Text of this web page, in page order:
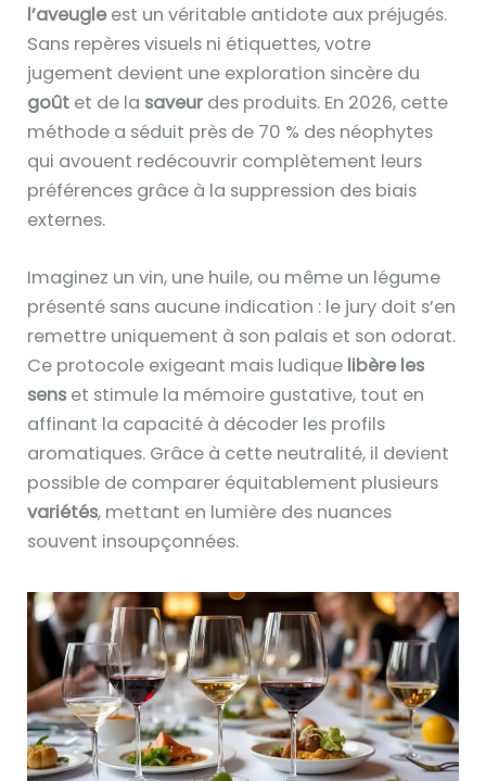
l’aveugle est un véritable antidote aux préjugés.
Sans repères visuels ni étiquettes, votre
jugement devient une exploration sincère du
goût et de la saveur des produits. En 2026, cette
méthode a séduit près de 70 % des néophytes
qui avouent redécouvrir complètement leurs
préférences grâce à la suppression des biais
externes.
Imaginez un vin, une huile, ou même un légume
présenté sans aucune indication : le jury doit s’en
remettre uniquement à son palais et son odorat.
Ce protocole exigeant mais ludique libère les
sens et stimule la mémoire gustative, tout en
affinant la capacité à décoder les profils
aromatiques. Grâce à cette neutralité, il devient
possible de comparer équitablement plusieurs
variétés, mettant en lumière des nuances
souvent insoupçonnées.